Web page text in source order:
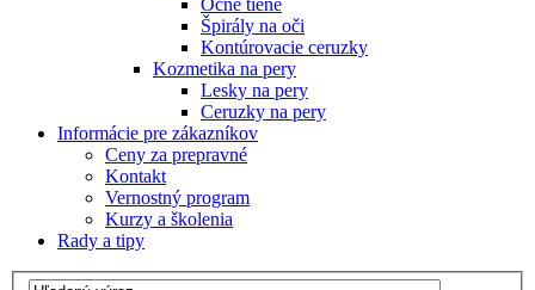
Špirály na oči
Kontúrovacie ceruzky
Kozmetika na pery
Lesky na pery
Ceruzky na pery
Informácie pre zákazníkov
Ceny za prepravné
Kontakt
Vernostný program
Kurzy a školenia
Rady a tipy